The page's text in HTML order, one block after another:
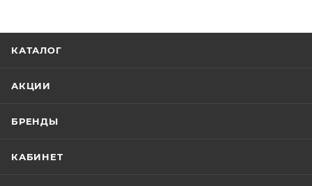
КАТАЛОГ
АКЦИИ
БРЕНДЫ
КАБИНЕТ